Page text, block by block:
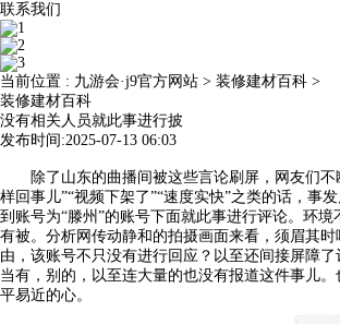
联系我们
当前位置 : 九游会·j9官方网站 > 装修建材百科 >
装修建材百科
没有相关人员就此事进行披
发布时间:2025-07-13 06:03
除了山东的曲播间被这些言论刷屏，网友们不
样回事儿”“视频下架了”“速度实快”之类的话，事
到账号为“滕州”的账号下面就此事进行评论。环
有被。分析网传动静和的拍摄画面来看，须眉其
由，该账号不只没有进行回应？以至还间接屏障
当有，别的，以至连大量的也没有报道这件事儿
平易近的心。